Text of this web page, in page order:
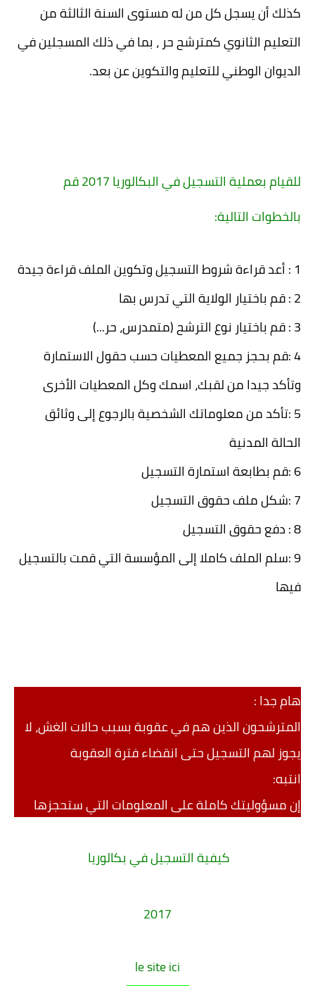
كذلك أن يسجل كل من له مستوى السنة الثالثة من
التعليم الثانوي كمترشح حر ، بما في ذلك المسجلين في
الديوان الوطني للتعليم والتكوين عن بعد.
للقيام بعملية التسجيل في البكالوريا 2017 قم
بالخطوات التالية:
1 : أعد قراءة شروط التسجيل وتكوين الملف قراءة جيدة
2 : قم باختيار الولاية التي تدرس بها
3 : قم باختيار نوع الترشح (متمدرس، حر...)
4 : قم بحجز جميع المعطيات حسب حقول الاستمارة
وتأكد جيدا من لقبك، اسمك وكل المعطيات الأخرى
5 : تأكد من معلوماتك الشخصية بالرجوع إلى وثائق
الحالة المدنية
6 : قم بطابعة استمارة التسجيل
7 : شكل ملف حقوق التسجيل
8 : دفع حقوق التسجيل
9 : سلم الملف كاملا إلى المؤسسة التي قمت بالتسجيل
فيها
هام جدا :
المترشحون الذين هم في عقوبة بسبب حالات الغش، لا
يجوز لهم التسجيل حتى انقضاء فترة العقوبة
انتبه:
إن مسؤوليتك كاملة على المعلومات التي ستحجزها
كيفية التسجيل في بكالوريا
2017
le site ici